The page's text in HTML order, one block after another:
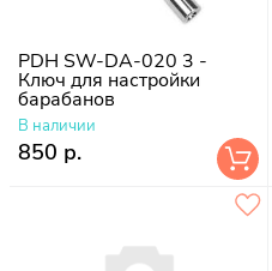
PDH SW-DA-020 3 -
Ключ для настройки
барабанов
В наличии
850 р.